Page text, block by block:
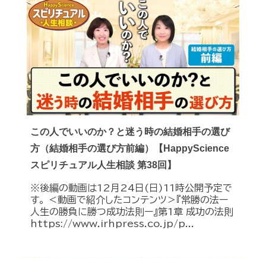
この人でいいのか？と迷う時の結婚相手の選び
方（結婚相手の選び方前編）【HappyScience
スピリチュアル人生相談 第38回】
※後編の動画は12月24日(日)11時公開予定で
す。 ＜動画で紹介したコンテンツ＞『常勝の法ー
人生の勝負に勝つ成功法則ー』第1章 成功の法則
https://www.irhpress.co.jp/p...